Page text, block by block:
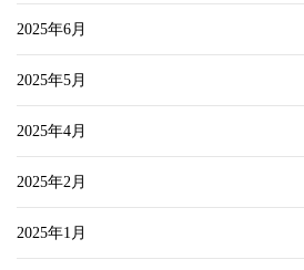
2025年6月
2025年5月
2025年4月
2025年2月
2025年1月